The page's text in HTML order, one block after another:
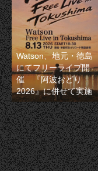
Watson、地元・徳島
にてフリーライブ開
催 『阿波おどり
2026』に併せて実施